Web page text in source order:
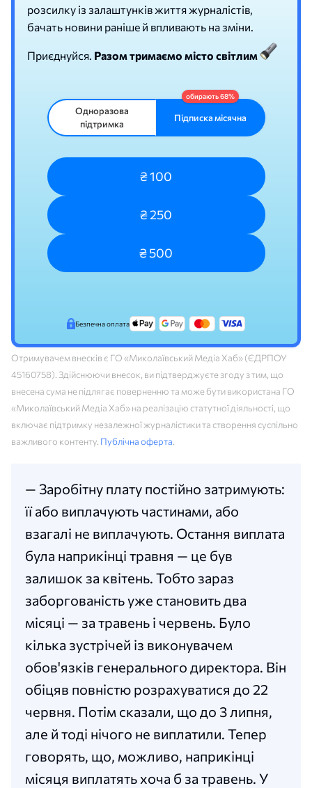
розсилку із залаштунків життя журналістів,
бачать новини раніше й впливають на зміни.
Приєднуйся. Разом тримаємо місто світлим
Одноразова
підтримка
Підписка місячна
₴ 100
₴ 250
₴ 500
Безпечна оплата
Отримувачем внесків є ГО «Миколаївський Медіа Хаб» (ЄДРПОУ
45160758). Здійснюючи внесок, ви підтверджуєте згоду з тим, що
внесена сума не підлягає поверненню та може бути використана ГО
«Миколаївський Медіа Хаб» на реалізацію статутної діяльності, що
включає підтримку незалежної журналістики та створення суспільно
важливого контенту. Публічна оферта.
— Заробітну плату постійно затримують:
її або виплачують частинами, або
взагалі не виплачують. Остання виплата
була наприкінці травня — це був
залишок за квітень. Тобто зараз
заборгованість уже становить два
місяці — за травень і червень. Було
кілька зустрічей із виконувачем
обов'язків генерального директора. Він
обіцяв повністю розрахуватися до 22
червня. Потім сказали, що до 3 липня,
але й тоді нічого не виплатили. Тепер
говорять, що, можливо, наприкінці
місяця виплатять хоча б за травень. У